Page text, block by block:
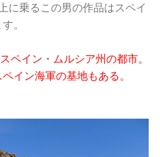
に乗るこの男の作品はスペイ
。
ペイン・ムルシア州の都市。
イン海軍の基地もある。